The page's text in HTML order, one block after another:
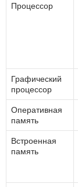
Процессор
Графический
процессор
Оперативная
память
Встроенная
память